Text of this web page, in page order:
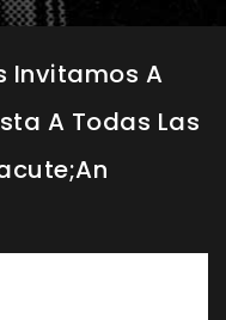
Invitamos A
A Todas Las